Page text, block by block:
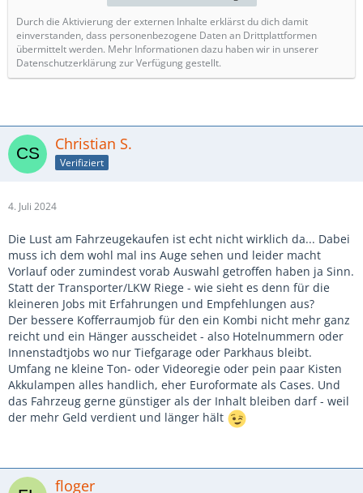
Durch die Aktivierung der externen Inhalte erklärst du dich damit
einverstanden, dass personenbezogene Daten an Drittplattformen
übermittelt werden. Mehr Informationen dazu haben wir in unserer
Datenschutzerklärung zur Verfügung gestellt.
Christian S.
Verifiziert
4. Juli 2024
Die Lust am Fahrzeugekaufen ist echt nicht wirklich da... Dabei
muss ich dem wohl mal ins Auge sehen und leider macht
Vorlauf oder zumindest vorab Auswahl getroffen haben ja Sinn.
Statt der Transporter/LKW Riege - wie sieht es denn für die
kleineren Jobs mit Erfahrungen und Empfehlungen aus?
Der bessere Kofferraumjob für den ein Kombi nicht mehr ganz
reicht und ein Hänger ausscheidet - also Hotelnummern oder
Innenstadtjobs wo nur Tiefgarage oder Parkhaus bleibt.
Umfang ne kleine Ton- oder Videoregie oder pein paar Kisten
Akkulampen alles handlich, eher Euroformate als Cases. Und
das Fahrzeug gerne günstiger als der Inhalt bleiben darf - weil
der mehr Geld verdient und länger hält
floger